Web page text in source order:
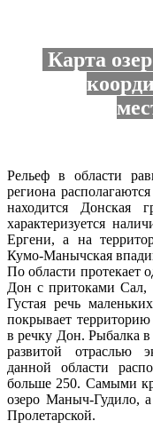
Карта
Рельеф в области
региона
находится Донская
характеризуется
Ергени, а на
Кумо-Манычская
По области протекает
Дон с притоками
Густая речь
покрывает
в речку Дон. Рыбалка в
развитой отраслью
данной области
больше 250. Самыми
озеро Маныч-Гудило,
Пролетарской.